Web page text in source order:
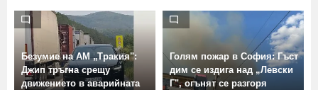
Безумие на АМ „Тракия":
Джип тръгна срещу
движението в аварийната
Голям пожар в София: Гъст
дим се издига над „Левски
Г", огънят се разгоря